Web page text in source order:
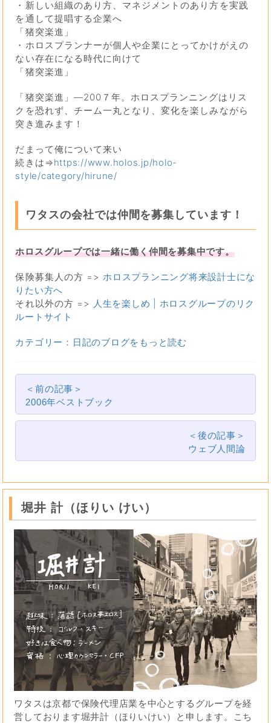
・新しい組織のあり方、マネジメントのあり方を実践
を通して提唱する企業へ
「猪突楽進」
・ホロスプランナーが個人や企業にとってかけがえの
ない存在になる時代に向けて
「猪突楽進」
「猪突楽進」―200７年。ホロスプランニングはリス
クを恐れず、チーム一丸となり、変化を楽しみながら
突き進みます！
だまって俺について来い
続きは⇒https://www.holos.jp/holo-
style/category/hirune/
ワタスの会社では仲間を募集しています！
ホロスグループでは一緒に働く仲間を募集中です。
保険募集人の方 => ホロスプランニング将来設計士にな
りたい方へ
それ以外の方 => 人生を楽しめ | ホロスグループのリク
ルートサイト
カテゴリー：日記のブログをもっと読む
＜前の記事＞
2006年ベストブック
＜後の記事＞
ウェブ人間論
堀井 計（ほりい けい）
ワタスは京都で保険代理店業を中心とするグループを経
営しております堀井計（ほりいけい）と申します。こち